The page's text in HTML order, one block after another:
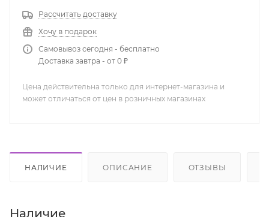
Рассчитать доставку
Хочу в подарок
Самовывоз сегодня - бесплатно
Доставка завтра - от 0 ₽
Цена действительна только для интернет-магазина и
может отличаться от цен в розничных магазинах
НАЛИЧИЕ ОПИСАНИЕ ОТЗЫВЫ
Наличие